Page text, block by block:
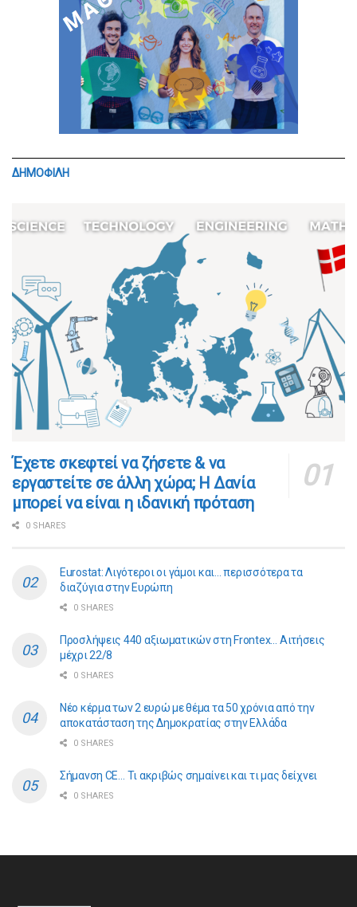
ΔΗΜΟΦΙΛΗ
​​Έχετε σκεφτεί να ζήσετε & να
εργαστείτε σε άλλη χώρα; Η Δανία
μπορεί να είναι η ιδανική πρόταση
0 SHARES
Eurostat: Λιγότεροι οι γάμοι και… περισσότερα τα
διαζύγια στην Ευρώπη
0 SHARES
Προσλήψεις 440 αξιωματικών στη Frontex… Αιτήσεις
μέχρι 22/8
0 SHARES
Νέο κέρμα των 2 ευρώ με θέμα τα 50 χρόνια από την
αποκατάσταση της Δημοκρατίας στην Ελλάδα
0 SHARES
Σήμανση CE… Τι ακριβώς σημαίνει και τι μας δείχνει
0 SHARES